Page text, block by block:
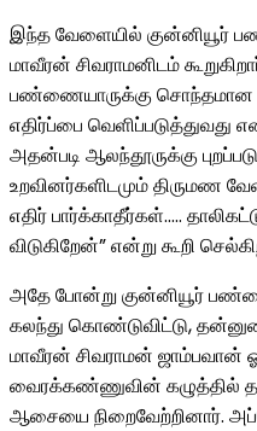
இந்த வேளையில் குன்னியூர்
மாவீரன் சிவராமனிடம்
பண்ணையாருக்கு
எதிர்ப்பை வெளிப்படுத்துவது
அதன்படி ஆலந்தூருக்கு
உறவினர்களிடமும் திருமண
எதிர் பார்க்காதீர்கள்…..
விடுகிறேன்” என்று கூறி
அதே போன்று குன்னியூர்
கலந்து கொண்டுவிட்டு,
மாவீரன் சிவராமன்
வைரக்கண்ணுவின் கழுத்தில்
ஆசையை நிறைவேற்றினார்.